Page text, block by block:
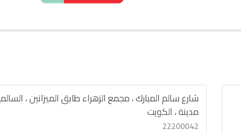
شارع سالم المبارك ، مجمع الزهراء طابق الميزانين ،
مدينة ، الكويت
22200042